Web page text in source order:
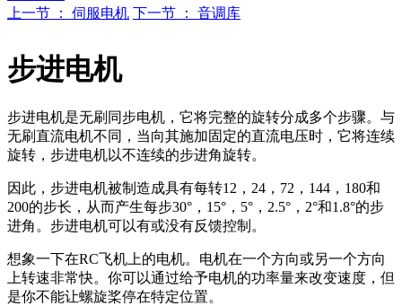
上一节 ： 伺服电机 下一节 ： 音调库
步进电机
步进电机是无刷同步电机，它将完整的旋转分成多个步骤。与
无刷直流电机不同，当向其施加固定的直流电压时，它将连续
旋转，步进电机以不连续的步进角旋转。
因此，步进电机被制造成具有每转12，24，72，144，180和
200的步长，从而产生每步30°，15°，5°，2.5°，2°和1.8°的步
进角。步进电机可以有或没有反馈控制。
想象一下在RC飞机上的电机。电机在一个方向或另一个方向
上转速非常快。你可以通过给予电机的功率量来改变速度，但
是你不能让螺旋桨停在特定位置。